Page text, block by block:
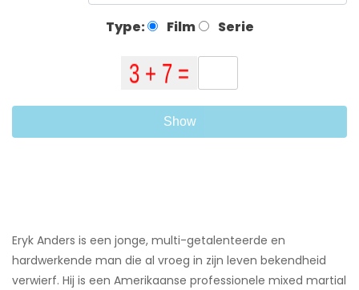
Type: Film Serie
Show
Eryk Anders is een jonge, multi-getalenteerde en
hardwerkende man die al vroeg in zijn leven bekendheid
verwierf. Hij is een Amerikaanse professionele mixed martial